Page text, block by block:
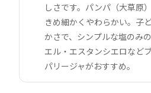
しさです。パンパ（大草原
きめ細かくやわらかい。子
かさで、シンプルな塩のみ
エル・エスタンシエロなど
パリージャがおすすめ。